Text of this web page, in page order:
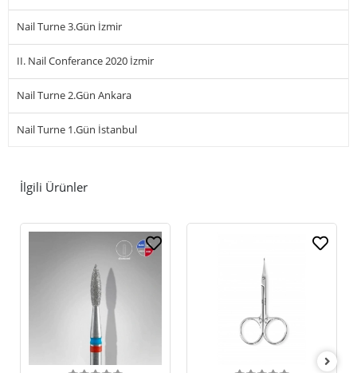
Nail Turne 3.Gün İzmir
II. Nail Conferance 2020 İzmir
Nail Turne 2.Gün Ankara
Nail Turne 1.Gün İstanbul
İlgili Ürünler